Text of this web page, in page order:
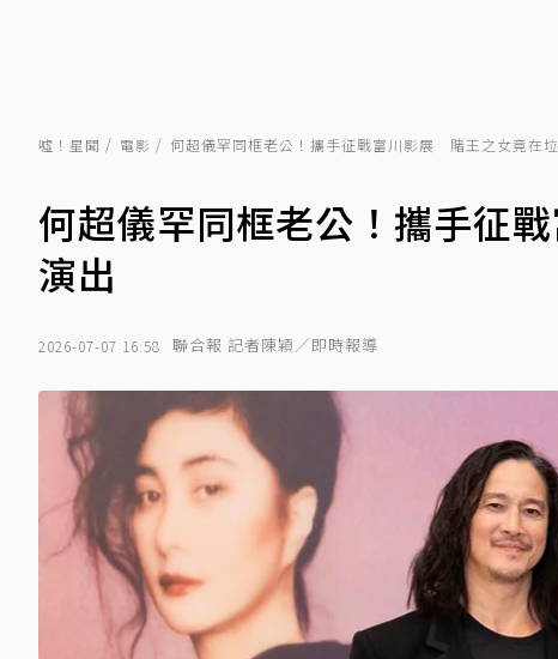
噓！星聞 電影 何超儀罕同框老公！攜手征戰富川影展 賭王之女竟在
何超儀罕同框老公！攜手征
演出
2026-07-07 16:58 聯合報 記者陳穎／即時報導